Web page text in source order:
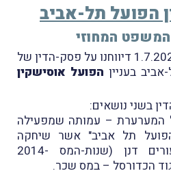
הפועל תל-אביב
המחוזי
במבזק מס' 1923 מיום 1.7.2021 דיווחנו על פסק-הדין של
בעניין הפועל אוסישקין
בשני נושאים:
– עמותה שמפעילה
תל אביב" אשר שיחקה
בתקופה הנוגעת לערעורים דנן (שנות-המס 2014-